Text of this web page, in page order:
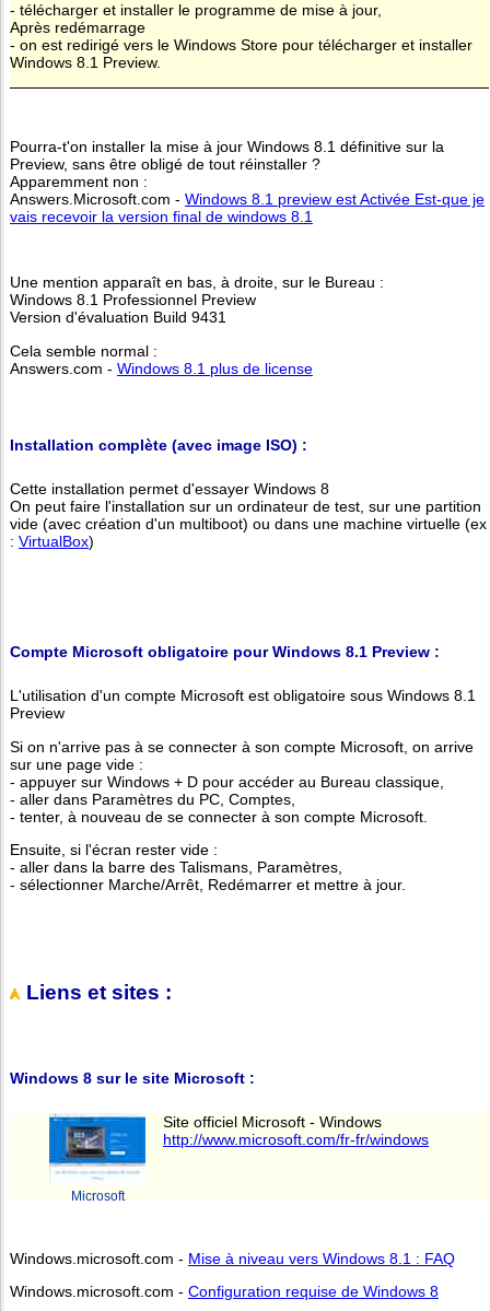
- télécharger et installer le programme de mise à jour,
Après redémarrage
- on est redirigé vers le Windows Store pour télécharger et installer
Windows 8.1 Preview.
Pourra-t'on installer la mise à jour Windows 8.1 définitive sur la
Preview, sans être obligé de tout réinstaller ?
Apparemment non :
Answers.Microsoft.com - Windows 8.1 preview est Activée Est-que je
vais recevoir la version final de windows 8.1
Une mention apparaît en bas, à droite, sur le Bureau :
Windows 8.1 Professionnel Preview
Version d'évaluation Build 9431
Cela semble normal :
Answers.com - Windows 8.1 plus de license
Installation complète (avec image ISO) :
Cette installation permet d'essayer Windows 8
On peut faire l'installation sur un ordinateur de test, sur une partition
vide (avec création d'un multiboot) ou dans une machine virtuelle (ex
: VirtualBox)
Compte Microsoft obligatoire pour Windows 8.1 Preview :
L'utilisation d'un compte Microsoft est obligatoire sous Windows 8.1
Preview
Si on n'arrive pas à se connecter à son compte Microsoft, on arrive
sur une page vide :
- appuyer sur Windows + D pour accéder au Bureau classique,
- aller dans Paramètres du PC, Comptes,
- tenter, à nouveau de se connecter à son compte Microsoft.
Ensuite, si l'écran rester vide :
- aller dans la barre des Talismans, Paramètres,
- sélectionner Marche/Arrêt, Redémarrer et mettre à jour.
Liens et sites :
Windows 8 sur le site Microsoft :
Microsoft
Site officiel Microsoft - Windows
http://www.microsoft.com/fr-fr/windows
Windows.microsoft.com - Mise à niveau vers Windows 8.1 : FAQ
Windows.microsoft.com - Configuration requise de Windows 8